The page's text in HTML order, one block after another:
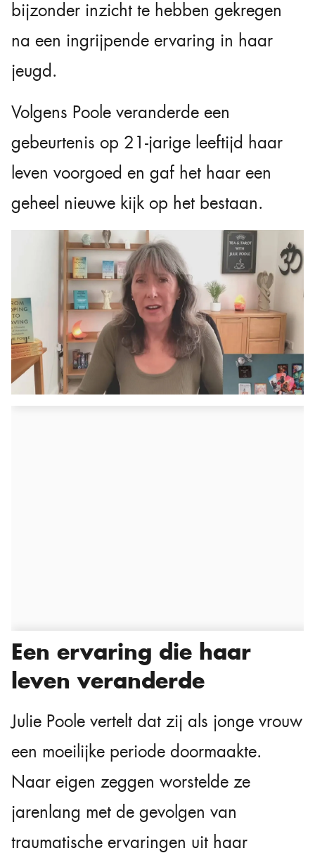
bijzonder inzicht te hebben gekregen
na een ingrijpende ervaring in haar
jeugd.
Volgens Poole veranderde een
gebeurtenis op 21-jarige leeftijd haar
leven voorgoed en gaf het haar een
geheel nieuwe kijk op het bestaan.
Een ervaring die haar
leven veranderde
Julie Poole vertelt dat zij als jonge vrouw
een moeilijke periode doormaakte.
Naar eigen zeggen worstelde ze
jarenlang met de gevolgen van
traumatische ervaringen uit haar